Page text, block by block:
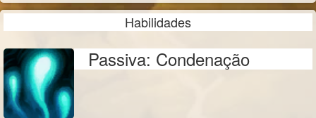
Habilidades
Passiva: Condenação